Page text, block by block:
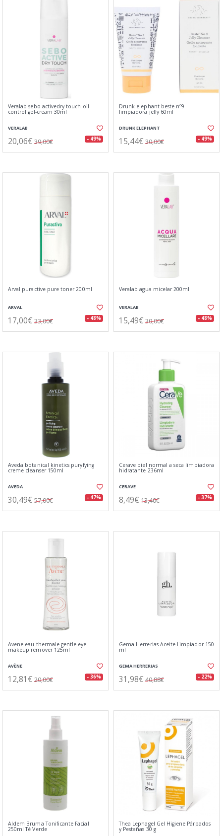
Veralab sebo activedry touch oil
control gel-cream 30ml
VERALAB
20,06€ 39,00€ - 49%
Drunk elephant beste nº9
limpiadora jelly 60ml
DRUNK ELEPHANT
15,44€ 30,00€ - 49%
Arval puractive pure toner 200ml
ARVAL
17,00€ 33,00€ - 48%
Veralab agua micelar 200ml
VERALAB
15,49€ 30,00€ - 48%
Aveda botanical kinetics puryfying
creme cleanser 150ml
AVEDA
30,49€ 57,00€ - 47%
Cerave piel normal a seca limpiadora
hidratante 236ml
CERAVE
8,49€ 13,40€ - 37%
Avene eau thermale gentle eye
makeup remover 125ml
AVÈNE
12,81€ 20,00€ - 36%
Gema Herrerias Aceite Limpiador 150
ml
GEMA HERRERIAS
31,98€ 40,88€ - 22%
Aldem Bruma Tonificante Facial
250ml Té Verde
Thea Lephagel Gel Higiene Párpados
y Pestañas 30 g